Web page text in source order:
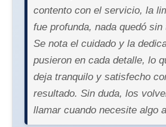
contento con el servicio, la
fue profunda, nada quedó sin
Se nota el cuidado y la
pusieron en cada detalle, lo
deja tranquilo y satisfecho
resultado. Sin duda, los
llamar cuando necesite algo